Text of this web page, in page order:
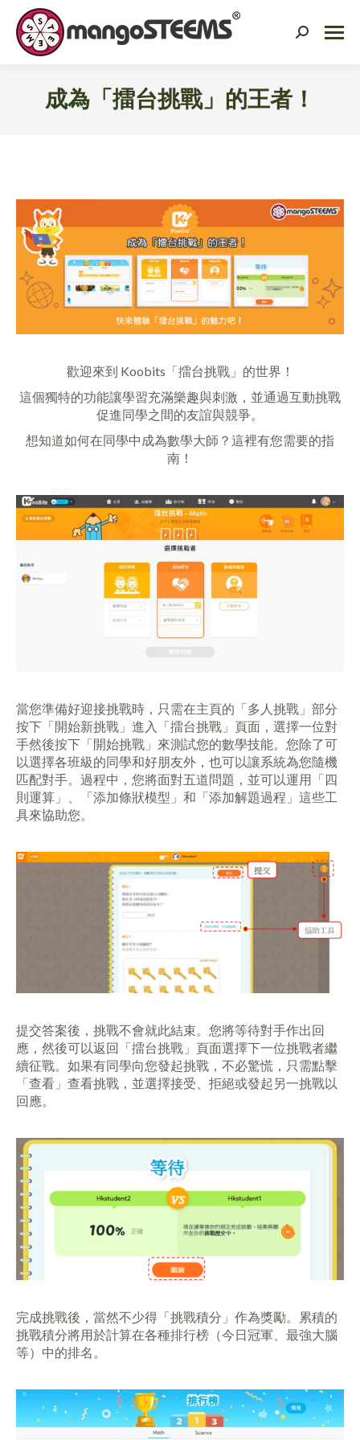
Search:
成為「擂台挑戰」的王者！
歡迎來到 Koobits「擂台挑戰」的世界！
這個獨特的功能讓學習充滿樂趣與刺激，並通過互動挑戰
促進同學之間的友誼與競爭。
想知道如何在同學中成為數學大師？這裡有您需要的指
南！
當您準備好迎接挑戰時，只需在主頁的「多人挑戰」部分
按下「開始新挑戰」進入「擂台挑戰」頁面，選擇一位對
手然後按下「開始挑戰」來測試您的數學技能。您除了可
以選擇各班級的同學和好朋友外，也可以讓系統為您隨機
匹配對手。過程中，您將面對五道問題，並可以運用「四
則運算」、「添加條狀模型」和「添加解題過程」這些工
具來協助您。
提交答案後，挑戰不會就此結束。您將等待對手作出回
應，然後可以返回「擂台挑戰」頁面選擇下一位挑戰者繼
續征戰。如果有同學向您發起挑戰，不必驚慌，只需點擊
「查看」查看挑戰，並選擇接受、拒絕或發起另一挑戰以
回應。
完成挑戰後，當然不少得「挑戰積分」作為獎勵。累積的
挑戰積分將用於計算在各種排行榜（今日冠軍、最強大腦
等）中的排名。